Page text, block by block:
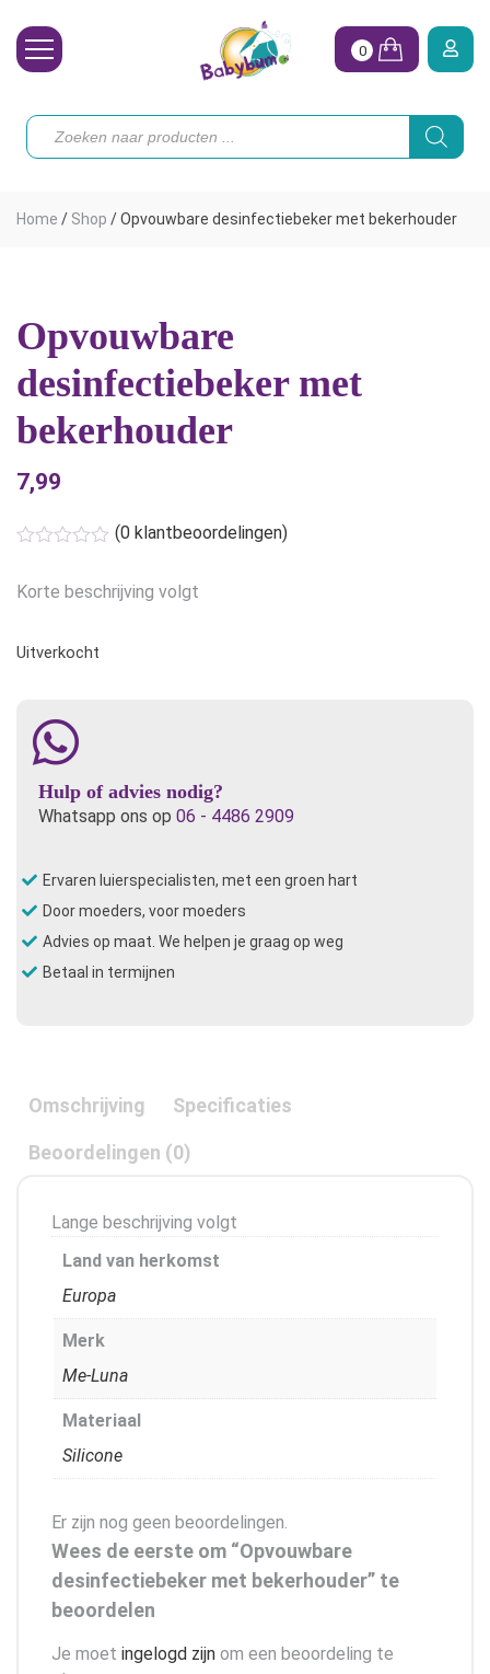
Toebehoren
Onze merken
Hoe begin ik?
0
Producten
zoeken
Home / Shop /Opvouwbare desinfectiebeker met bekerhouder
Opvouwbare
desinfectiebeker met
bekerhouder
7,99
(0 klantbeoordelingen)
Korte beschrijving volgt
Uitverkocht
Hulp of advies nodig?
Whatsapp ons op 06 - 4486 2909
Ervaren luierspecialisten, met een groen hart
Door moeders, voor moeders
Advies op maat. We helpen je graag op weg
Betaal in termijnen
Omschrijving Specificaties
Beoordelingen (0)
Lange beschrijving volgt
Land van herkomst
Europa
Merk
Me-Luna
Materiaal
Silicone
Er zijn nog geen beoordelingen.
Wees de eerste om “Opvouwbare
desinfectiebeker met bekerhouder” te
beoordelen
Je moet ingelogd zijn om een beoordeling te